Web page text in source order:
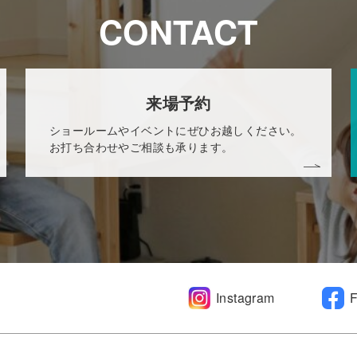
CONTACT
来場予約
ショールームやイベントにぜひお越しください。
お打ち合わせやご相談も承ります。
Instagram